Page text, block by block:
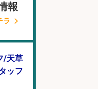
報
ラ
/天草
ッフ